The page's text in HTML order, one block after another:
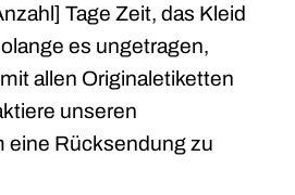
Tage Zeit, das Kleid
es ungetragen,
allen Originaletiketten
unseren
eine Rücksendung zu